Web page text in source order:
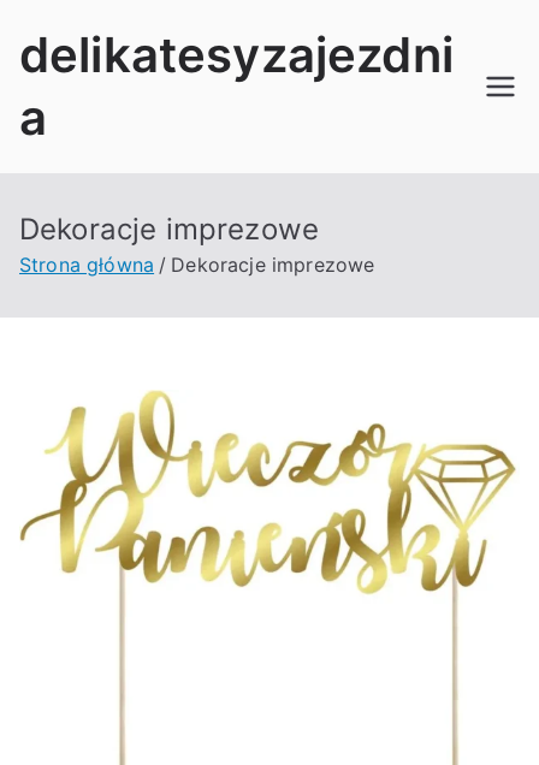
dodelikatesyzajezdni
a
Dekoracje imprezowe
Strona główna Dekoracje imprezowe